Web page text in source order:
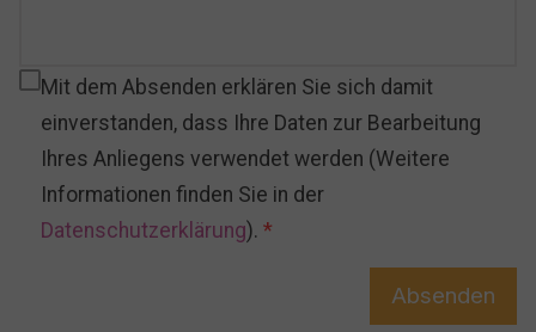
Mit dem Absenden erklären Sie sich damit
einverstanden, dass Ihre Daten zur Bearbeitung
Ihres Anliegens verwendet werden (Weitere
Informationen finden Sie in der
Datenschutzerklärung).
Absenden